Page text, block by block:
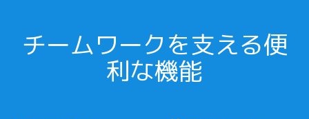
チームワークを支える便
利な機能